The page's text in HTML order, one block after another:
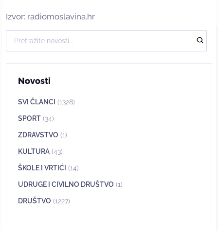
Izvor: radiomoslavina.hr
Novosti
SVI ČLANCI (1328)
SPORT (34)
ZDRAVSTVO (1)
KULTURA (43)
ŠKOLE I VRTIĆI (14)
UDRUGE I CIVILNO DRUŠTVO (1)
DRUŠTVO (1227)